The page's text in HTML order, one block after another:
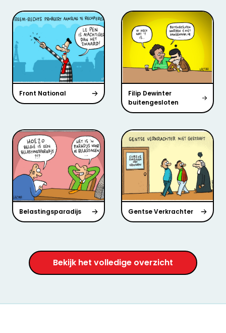
Front National
Filip Dewinter
buitengesloten
Belastingsparadijs Gentse Verkrachter
Bekijk het volledige overzicht